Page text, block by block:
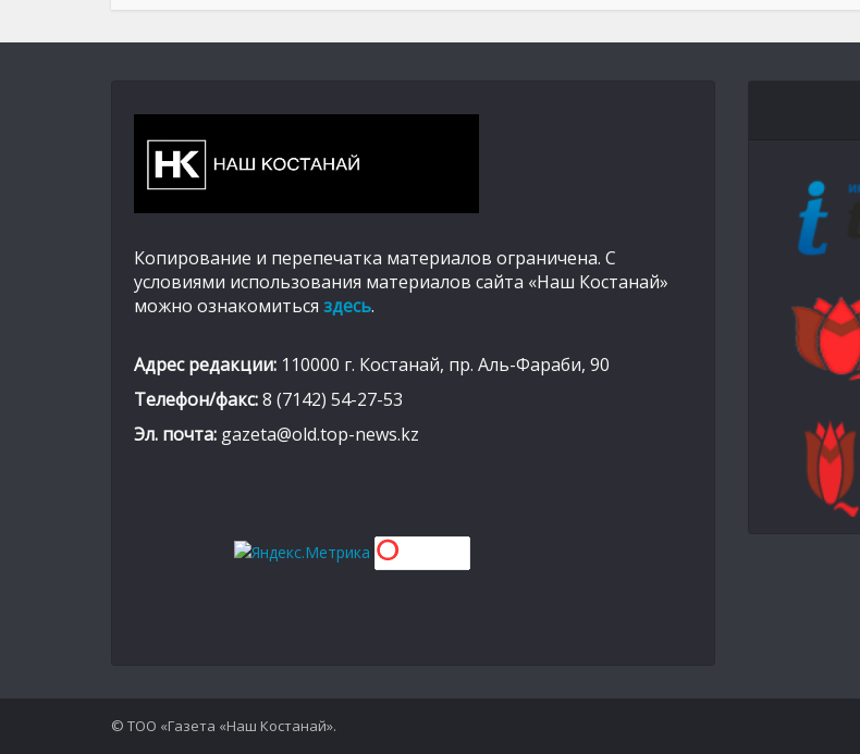
Копирование и перепечатка материалов ограничена. С
условиями использования материалов сайта «Наш Костанай»
можно ознакомиться здесь.
Адрес редакции: 110000 г. Костанай, пр. Аль-Фараби, 90
Телефон/факс:8 (7142) 54-27-53
Эл. почта: gazeta@old.top-news.kz
© ТОО «Газета «Наш Костанай».